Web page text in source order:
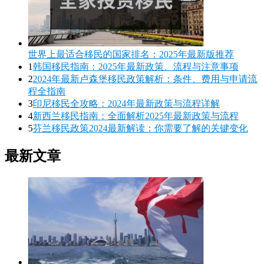
世界上最适合移民的国家排名：2025年最新版推荐
1韩国移民指南：2025年最新政策、流程与注意事项
22024年最新卢森堡移民政策解析：条件、费用与申请流
程全指南
3印尼移民全攻略：2024年最新政策与流程详解
4新西兰移民指南：全面解析2025年最新政策与流程
5芬兰移民政策2024最新解读：你需要了解的关键变化
最新文章